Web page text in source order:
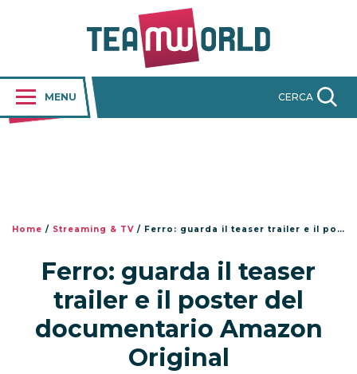
MENU CERCA
Home / Streaming & TV / Ferro: guarda il teaser trailer e il poster del documentario Amazon Original
Ferro: guarda il teaser
trailer e il poster del
documentario Amazon
Original